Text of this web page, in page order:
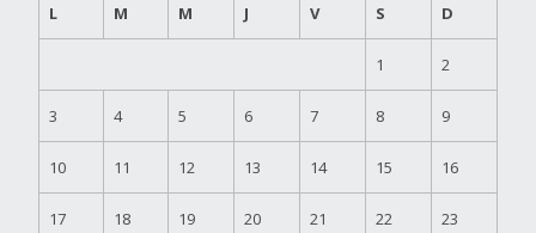
L M M J V S D
1 2
3 4 5 6 7 8 9
10 11 12 13 14 15 16
17 18 19 20 21 22 23